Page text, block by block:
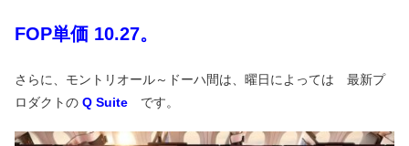
FOP単価 10.27。
さらに、モントリオール～ドーハ間は、曜日によっては 最新プ
ロダクトの Q Suite です。